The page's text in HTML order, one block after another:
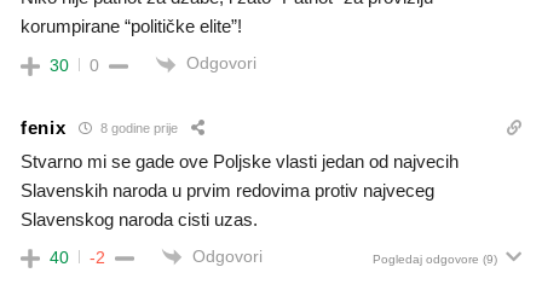
korumpirane “političke elite”!
30 0 Odgovori
fenix 8 godine prije
Stvarno mi se gade ove Poljske vlasti jedan od najvecih
Slavenskih naroda u prvim redovima protiv najveceg
Slavenskog naroda cisti uzas.
40 -2 Odgovori Pogledaj odgovore (9)